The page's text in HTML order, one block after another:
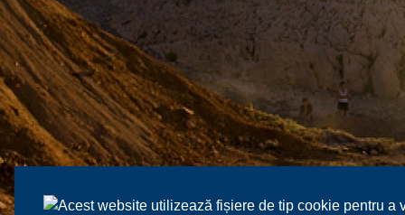
Acest website utilizează fișiere de tip cookie pentru